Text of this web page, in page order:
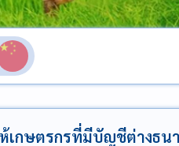
ห้เกษตรกรที่มีบัญชีต่างธน